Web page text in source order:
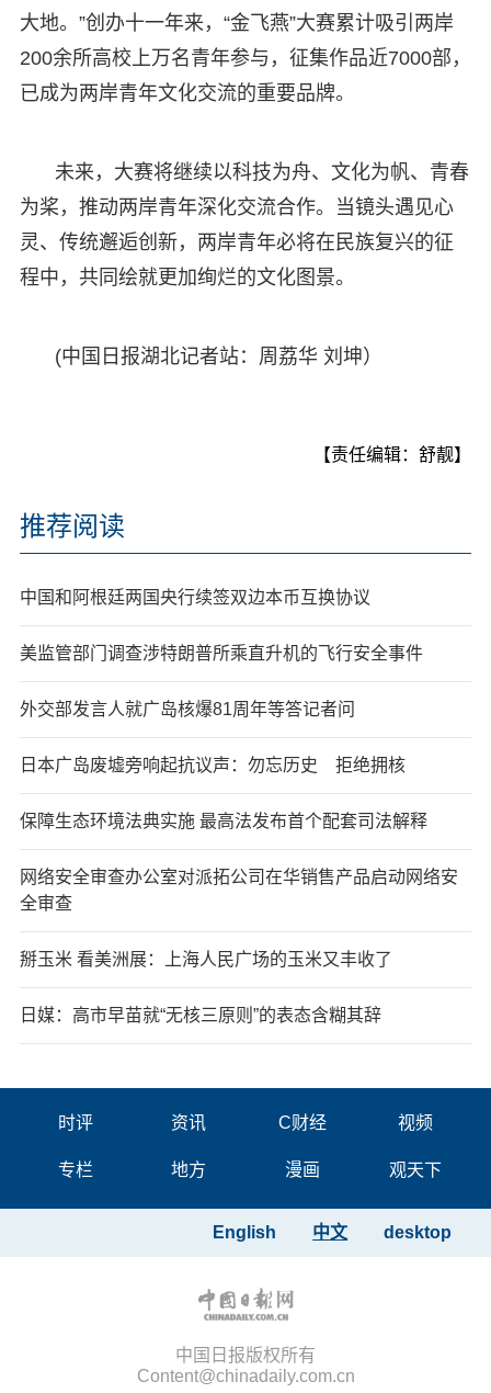
大地。”创办十一年来，“金飞燕”大赛累计吸引两岸
200余所高校上万名青年参与，征集作品近7000部，
已成为两岸青年文化交流的重要品牌。
未来，大赛将继续以科技为舟、文化为帆、青春
为桨，推动两岸青年深化交流合作。当镜头遇见心
灵、传统邂逅创新，两岸青年必将在民族复兴的征
程中，共同绘就更加绚烂的文化图景。
(中国日报湖北记者站：周荔华 刘坤）
【责任编辑：舒靓】
推荐阅读
中国和阿根廷两国央行续签双边本币互换协议
美监管部门调查涉特朗普所乘直升机的飞行安全事件
外交部发言人就广岛核爆81周年等答记者问
日本广岛废墟旁响起抗议声：勿忘历史 拒绝拥核
保障生态环境法典实施 最高法发布首个配套司法解释
网络安全审查办公室对派拓公司在华销售产品启动网络安
全审查
掰玉米 看美洲展：上海人民广场的玉米又丰收了
日媒：高市早苗就“无核三原则”的表态含糊其辞
时评 资讯 C财经 视频
专栏 地方 漫画 观天下
desktop
中文
English
中国日报版权所有
Content@chinadaily.com.cn